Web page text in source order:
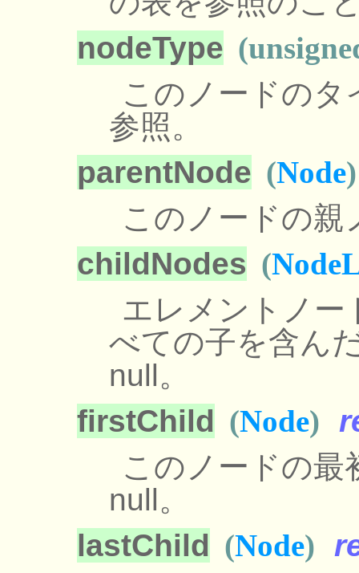
nodeType
このノードのタ
参照。
parentNode (Node)
このノードの親
childNodes (
エレメントノー
べての子を含ん
null。
firstChild (Node)
このノードの最
null。
lastChild (Node)